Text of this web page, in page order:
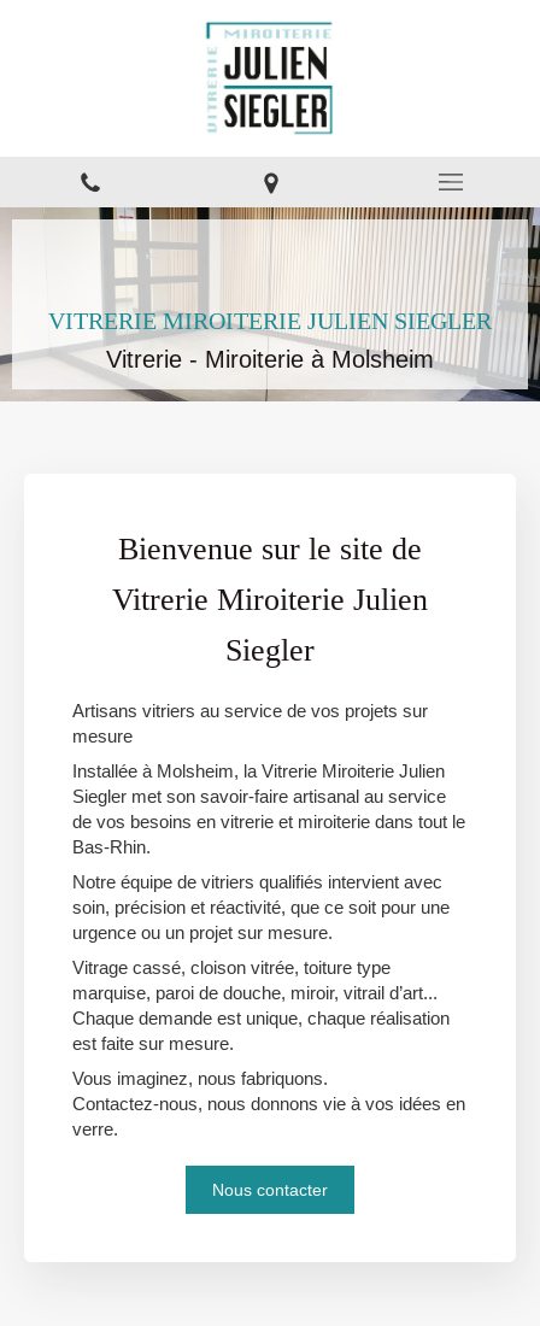
VITRERIE MIROITERIE JULIEN SIEGLER
Vitrerie - Miroiterie à Molsheim
Bienvenue sur le site de
Vitrerie Miroiterie Julien
Siegler
Artisans vitriers au service de vos projets sur
mesure
Installée à Molsheim, la Vitrerie Miroiterie Julien
Siegler met son savoir-faire artisanal au service
de vos besoins en vitrerie et miroiterie dans tout le
Bas-Rhin.
Notre équipe de vitriers qualifiés intervient avec
soin, précision et réactivité, que ce soit pour une
urgence ou un projet sur mesure.
Vitrage cassé, cloison vitrée, toiture type
marquise, paroi de douche, miroir, vitrail d’art...
Chaque demande est unique, chaque réalisation
est faite sur mesure.
Vous imaginez, nous fabriquons.
Contactez-nous, nous donnons vie à vos idées en
verre.
Nous contacter